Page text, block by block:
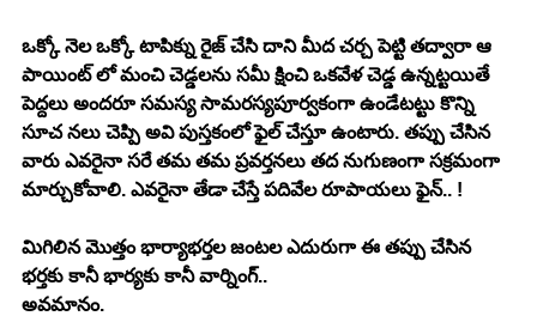
ఒక్కో నెల ఒక్కో టాపిక్ను రైజ్ చేసి దాని మీద చర్చ పెట్టి తద్వారా ఆ
పాయింట్ లో మంచి చెడ్డలను సమీ క్షించి ఒకవేళ చెడ్డ ఉన్నట్టయితే
పెద్దలు అందరూ సమస్య సామరస్యపూర్వకంగా ఉండేటట్టు కొన్ని
సూచ నలు చెప్పి అవి పుస్తకంలో ఫైల్ చేస్తూ ఉంటారు. తప్పు చేసిన
వారు ఎవరైనా సరే తమ తమ ప్రవర్తనలు తద నుగుణంగా సక్రమంగా
మార్చుకోవాలి. ఎవరైనా తేడా చేస్తే పదివేల రూపాయలు ఫైన్.. !
మిగిలిన మొత్తం భార్యాభర్తల జంటల ఎదురుగా ఈ తప్పు చేసిన
భర్తకు కానీ భార్యకు కానీ వార్నింగ్..
అవమానం.